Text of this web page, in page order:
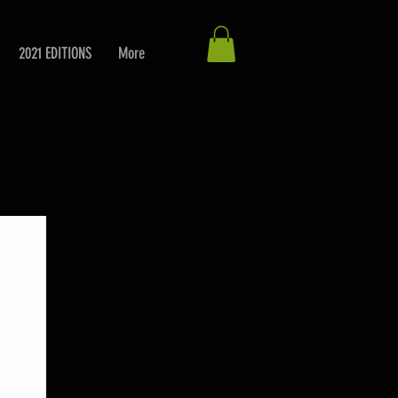
2021 EDITIONS More